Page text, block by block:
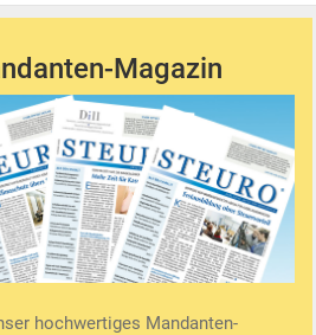
Magazin
hochwertiges Mandanten-